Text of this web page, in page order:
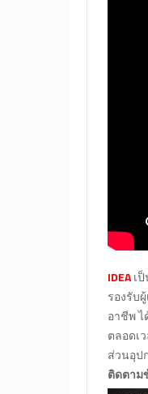
IDEAเ
รองรับ
อาชีพ ไ
ตลอดเ
ส่วนอุป
ติดตาม